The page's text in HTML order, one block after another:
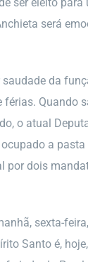
será
da
Quando
o atual
a
dois
sexta-
Santo é,